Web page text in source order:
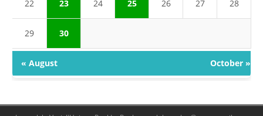
22 23 24 25 26 27 28
29 30
« August October »